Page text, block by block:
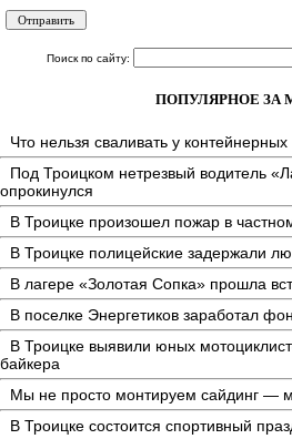
Поиск по сайту:
ПОПУЛЯРНОЕ ЗА
Что нельзя сваливать у
Под Троицком нетрезвый водитель
опрокинулся
В Троицке произошел пожар в
В Троицке полицейские задержали
В лагере «Золотая Сопка» прошла
В поселке Энергетиков заработал
В Троицке выявили юных
байкера
Мы не просто монтируем сайдинг —
В Троицке состоится спортивный